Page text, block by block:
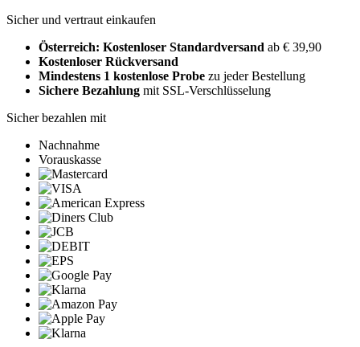
Sicher und vertraut einkaufen
Österreich: Kostenloser Standardversand ab € 39,90
Kostenloser Rückversand
Mindestens 1 kostenlose Probe zu jeder Bestellung
Sichere Bezahlung mit SSL-Verschlüsselung
Sicher bezahlen mit
Nachnahme
Vorauskasse